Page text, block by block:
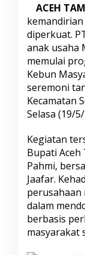
ACEH
diperkuat.
anak usaha
memulai
Kebun
seremoni
Kecamatan
Selasa (19/
Kegiatan
Bupati Aceh
Pahmi,
Jaafar.
perusahaan
dalam
berbasis
masyarakat